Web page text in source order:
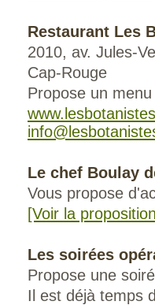
Restaurant Les
2010, av. Jules-
Cap-Rouge
Propose un
Le chef Boulay
Vous propose
[Voir la
Les soirées
Propose une
Il est déjà temps